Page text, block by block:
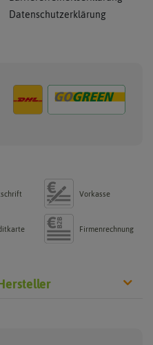
Datenschutzerklärung
Vorkasse
Firmenrechnung